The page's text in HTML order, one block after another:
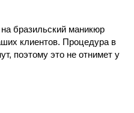
бразильский маникюр
клиентов. Процедура в
поэтому это не отнимет у